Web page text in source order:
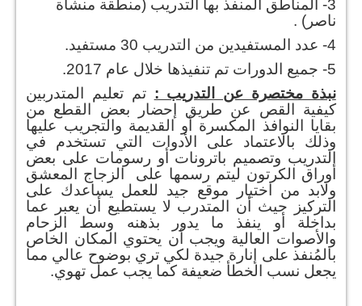
3- المناطق المنفذ بها التدريب (منطقة منشأة
ناصر) .
4- عدد المستفيدين من التدريب 30 مستفيد.
5- جميع الدورات تم تنفيذها خلال عام 2017.
نبذة مختصرة عن التدريب : تم تعليم المتدربين
كيفية القص عن طريق إحضار بعض القطع من
بقايا النوافذ المكسرة أو القديمة والتجريب عليها
وذلك بالاعتماد على الأدوات التي تستخدم في
التدريب وتصميم باترونات أو رسومات على بعض
أوراق الكرتون ليتم رسمها على الزجاج المعشق
ولابد من اختيار موقع جيد للعمل يساعدك على
التركيز حيث أن المتدرب لا يستطيع أن يعبر عما
بداخلة أو ينفذ ما يدور بذهنه وسط الزحام
والأصوات العالية ويجب أن يحتوي المكان الخاص
بالمُنفذ على إنارة جيدة لكي تري بوضوح عالي مما
يجعل نسب الخطأ ضعيفة كما يجب عمل تهوي.